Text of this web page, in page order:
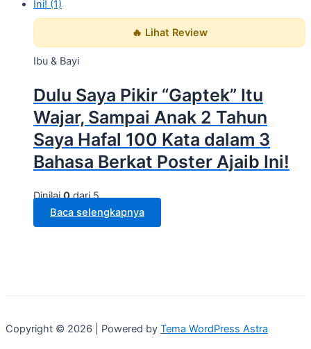
🔥 Lihat Review
Ibu & Bayi
Dulu Saya Pikir “Gaptek” Itu
Wajar, Sampai Anak 2 Tahun
Saya Hafal 100 Kata dalam 3
Bahasa Berkat Poster Ajaib Ini!
Dinilai0dari 5
Baca selengkapnya
Copyright © 2026 | Powered by Tema WordPress Astra